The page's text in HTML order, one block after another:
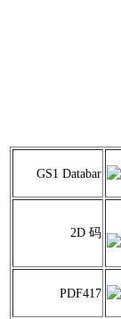
GS1 Databar
2D 码
PDF417